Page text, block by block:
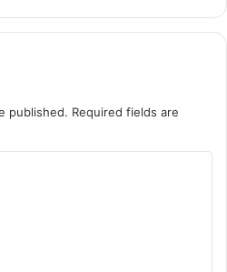
published. Required fields are